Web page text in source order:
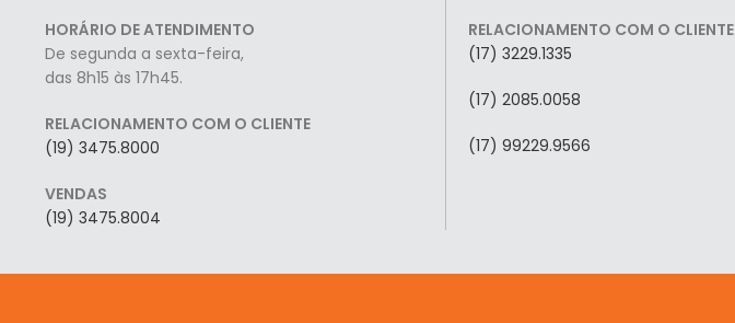
HORÁRIO DE ATENDIMENTO
De segunda a sexta-feira,
das 8h15 às 17h45.
RELACIONAMENTO COM O CLIENTE
(19) 3475.8000
VENDAS
(19) 3475.8004
RELACIONAMENTO COM O CLIENTE
(17) 3229.1335
(17) 2085.0058
(17) 99229.9566